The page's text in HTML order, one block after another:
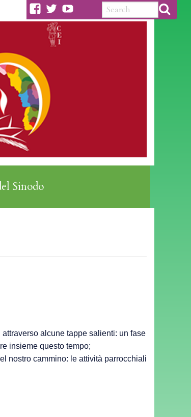
facebook
twitteryoutube
Sinodo
alcune tappe salienti: un fase
insieme questo tempo;
nostro cammino: le attività parrocchiali